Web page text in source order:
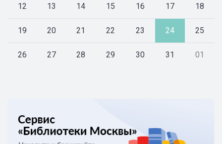
12 13 14 15 16 17 18
19 20 21 22 23 24 25
26 27 28 29 30 31 01